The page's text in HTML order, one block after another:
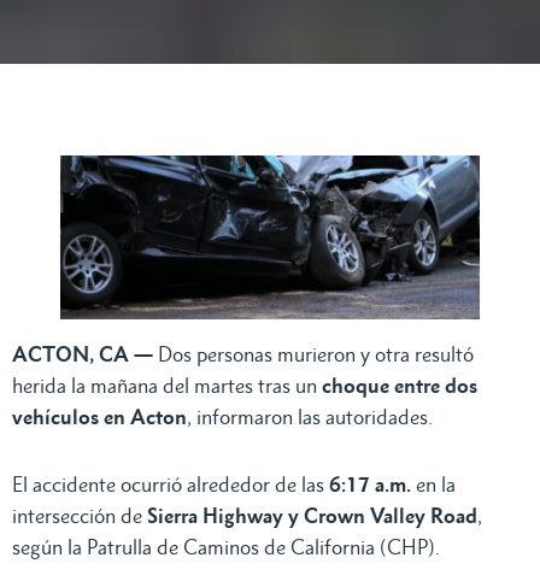
ACTON, CA — Dos personas murieron y otra resultó
herida la mañana del martes tras un choque entre dos
vehículos en Acton, informaron las autoridades.
El accidente ocurrió alrededor de las 6:17 a.m. en la
intersección de Sierra Highway y Crown Valley Road,
según la Patrulla de Caminos de California (CHP).